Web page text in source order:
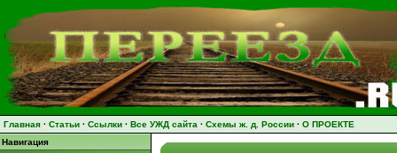
Главная · Статьи · Ссылки · Все УЖД сайта · Схемы ж. д. России · О ПРОЕКТЕ
Навигация